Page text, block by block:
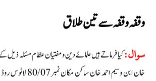
وقفہ وقفہ سے تین طلاق
سوال:کیا فرماتے ہیں علمائے دین و مفتیان عظام مسئلہ
خان ابن وسیم احمد خان